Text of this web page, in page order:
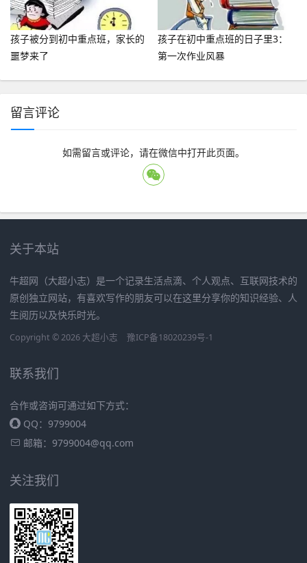
孩子被分到初中重点班，家长的
噩梦来了
孩子在初中重点班的日子里3：
第一次作业风暴
留言评论
如需留言或评论，请在微信中打开此页面。
关于本站
牛超网（大超小志）是一个记录生活点滴、个人观点、互联网技术的
原创独立网站，有喜欢写作的朋友可以在这里分享你的知识经验、人
生阅历以及快乐时光。
Copyright © 2026 大超小志 豫ICP备18020239号-1
联系我们
合作或咨询可通过如下方式：
QQ：9799004
邮箱： 9799004@qq.com
关注我们